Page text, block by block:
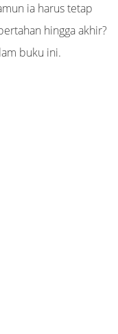
ia harus tetap
hingga akhir?
buku ini.